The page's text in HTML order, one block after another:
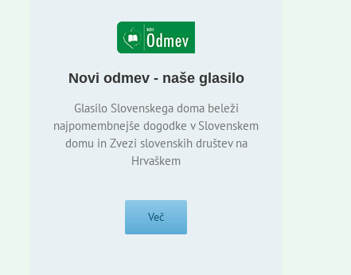
Novi odmev - naše glasilo
Glasilo Slovenskega doma beleži
najpomembnejše dogodke v Slovenskem
domu in Zvezi slovenskih društev na
Hrvaškem
Več